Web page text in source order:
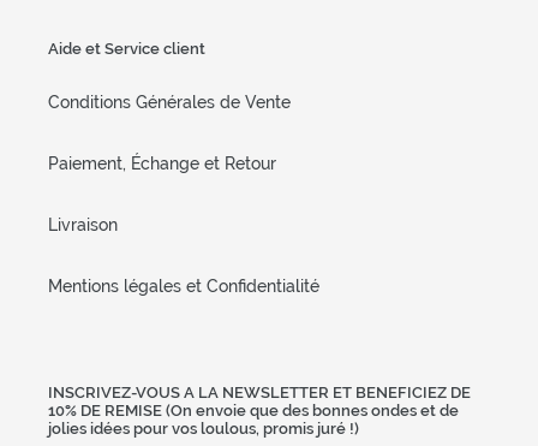
Aide et Service client
Conditions Générales de Vente
Paiement, Échange et Retour
Livraison
Mentions légales et Confidentialité
INSCRIVEZ-VOUS A LA NEWSLETTER ET BENEFICIEZ DE
10% DE REMISE (On envoie que des bonnes ondes et de
jolies idées pour vos loulous, promis juré !)